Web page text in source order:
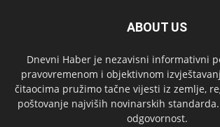
ABOUT US
Dnevni Haber je nezavisni informativni
pravovremenom i objektivnom
čitaocima pružimo tačne vijesti iz zemlje,
poštovanje najviših novinarskih
odgovornost.